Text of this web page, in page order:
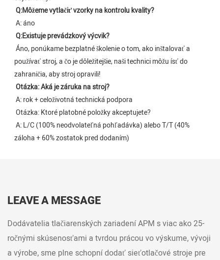
Q:Môžeme vytlačiť vzorky na kontrolu kvality?
A: áno
Q:Existuje prevádzkový výcvik?
Áno, ponúkame bezplatné školenie o tom, ako inštalovať a
používať stroj, a čo je dôležitejšie, naši technici môžu ísť do
zahraničia, aby stroj opravili!
Otázka: Aká je záruka na stroj?
A: rok + celoživotná technická podpora
Otázka: Ktoré platobné položky akceptujete?
A: L/C (100% neodvolateľná pohľadávka) alebo T/T (40%
záloha + 60% zostatok pred dodaním)
LEAVE A MESSAGE
Dodávatelia tlačiarenských zariadení APM s viac ako 25-
ročnými skúsenosťami a tvrdou prácou vo výskume, vývoji
a výrobe, sme plne schopní dodať sieťotlačové stroje pre